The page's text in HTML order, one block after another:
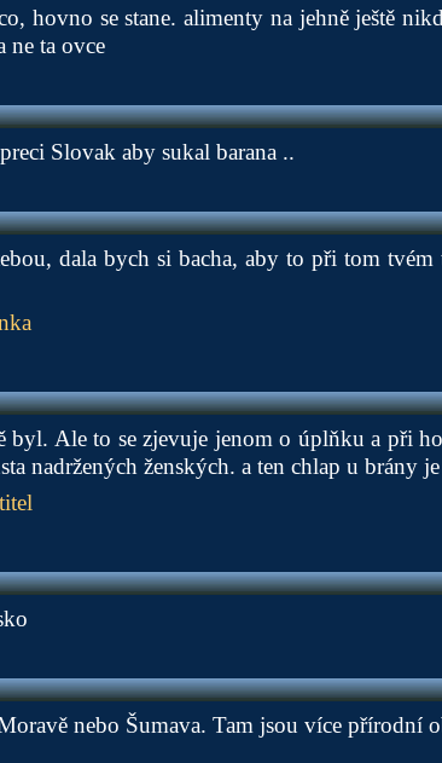
hovno se stane. alimenty na jehně ještě
ne ta ovce
Slovak aby sukal barana ..
dala bych si bacha, aby to při tom
byl. Ale to se zjevuje jenom o úplňku a při
nadržených ženských. a ten chlap u brány je
nebo Šumava. Tam jsou více přírodní